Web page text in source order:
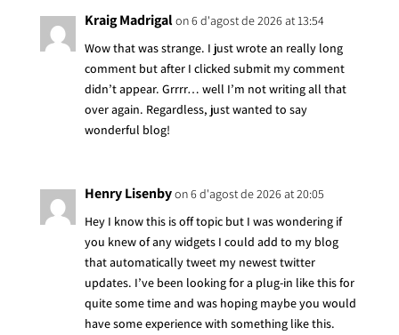
Kraig Madrigalon 6 d'agost de 2026 at 13:54
Wow that was strange. I just wrote an really long
comment but after I clicked submit my comment
didn’t appear. Grrrr… well I’m not writing all that
over again. Regardless, just wanted to say
wonderful blog!
Henry Lisenbyon 6 d'agost de 2026 at 20:05
Hey I know this is off topic but I was wondering if
you knew of any widgets I could add to my blog
that automatically tweet my newest twitter
updates. I’ve been looking for a plug-in like this for
quite some time and was hoping maybe you would
have some experience with something like this.